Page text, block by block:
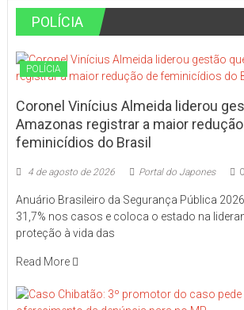
POLÍCIA
POLÍCIA
Coronel Vinícius Almeida liderou
Amazonas registrar a maior
feminicídios do Brasil
4 de agosto de 2026 Portal do Japones 0
Anuário Brasileiro da Segurança Pública
31,7% nos casos e coloca o estado na
proteção à vida das
Read More